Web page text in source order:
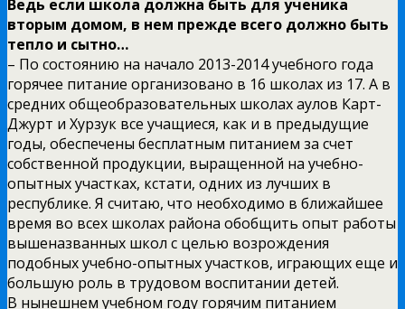
Ведь если школа должна быть для ученика
вторым домом, в нем прежде всего должно быть
тепло и сытно…
– По состоянию на начало 2013-2014 учебного года
горячее питание организовано в 16 школах из 17. А в
средних общеобразовательных школах аулов Карт-
Джурт и Хурзук все учащиеся, как и в предыдущие
годы, обеспечены бесплатным питанием за счет
собственной продукции, выращенной на учебно-
опытных участках, кстати, одних из лучших в
республике. Я считаю, что необходимо в ближайшее
время во всех школах района обобщить опыт работы
вышеназванных школ с целью возрождения
подобных учебно-опытных участков, играющих еще и
большую роль в трудовом воспитании детей.
В нынешнем учебном году горячим питанием